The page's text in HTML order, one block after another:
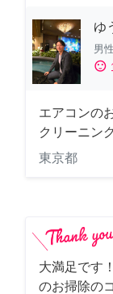
ゆ
男性
sentiment_satisfied
エアコンの
クリーニン
東京都
大満足です
のお掃除の